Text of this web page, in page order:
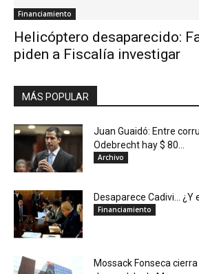
Financiamiento
Helicóptero desaparecido:
piden a Fiscalía investigar
MÁS POPULAR
Juan Guaidó: Entre
Odebrecht hay $ 80...
Archivo
Desaparece Cadivi… ¿Y
Financiamiento
Mossack Fonseca